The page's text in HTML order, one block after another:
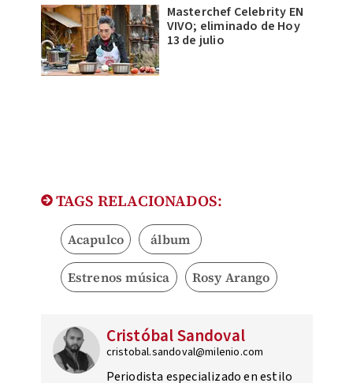
Masterchef Celebrity EN
VIVO; eliminado de Hoy
13 de julio
TAGS RELACIONADOS:
Acapulco álbum
Estrenos música Rosy Arango
Cristóbal Sandoval
cristobal.sandoval@milenio.com
Periodista especializado en estilo